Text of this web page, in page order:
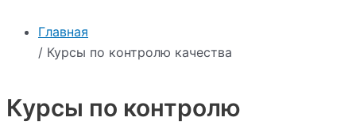
Главная
/ Курсы по контролю качества
Курсы по контролю